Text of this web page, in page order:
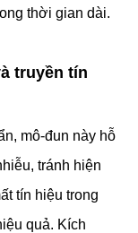
thời gian dài.
truyền tín
mô-đun này hỗ
tránh hiện
tín hiệu trong
quả. Kích